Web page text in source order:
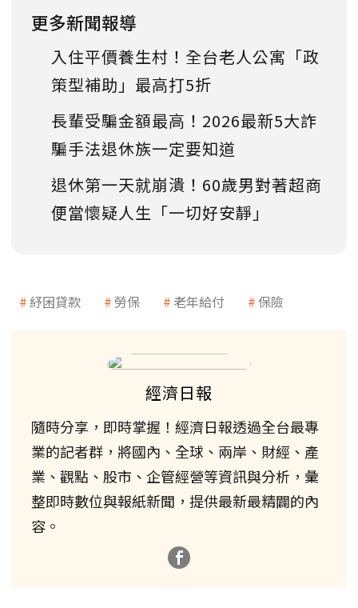
更多新聞報導
入住平價養生村！全台老人公寓「政
策型補助」最高打5折
長輩受騙金額最高！2026最新5大詐
騙手法退休族一定要知道
退休第一天就崩潰！60歲男對著超商
便當懷疑人生「一切好安靜」
紓困貸款 勞保 老年給付 保險
經濟日報
隨時分享，即時掌握！經濟日報透過全台最專
業的記者群，將國內、全球、兩岸、財經、產
業、觀點、股市、企管經營等資訊與分析，彙
整即時數位與報紙新聞，提供最新最精闢的內
容。